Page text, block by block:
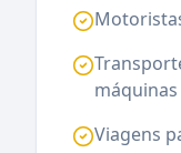
máquinas
Viagens